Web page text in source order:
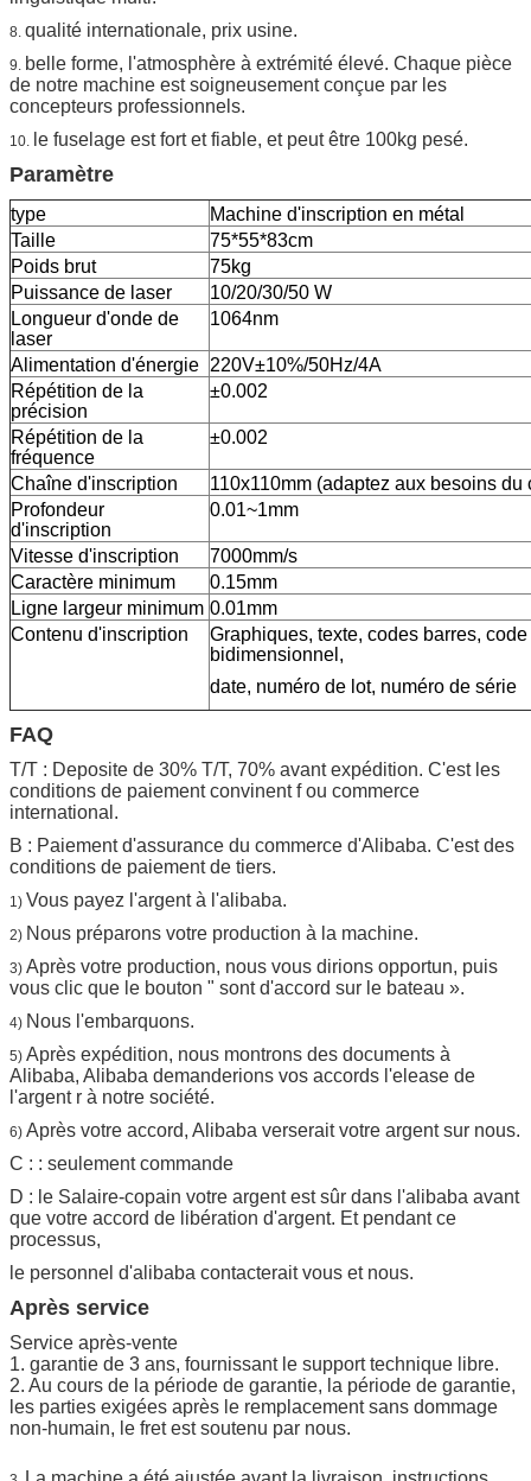
8. qualité internationale, prix usine.
9. belle forme, l'atmosphère à extrémité élevé. Chaque pièce
de notre machine est soigneusement conçue par les
concepteurs professionnels.
10. le fuselage est fort et fiable, et peut être 100kg pesé.
Paramètre
type
Machine d'inscription en métal
Taille
75*55*83cm
Poids brut
75kg
Puissance de laser
10/20/30/50 W
Longueur d'onde de
laser
1064nm
Alimentation d'énergie 220V±10%/50Hz/4A
Répétition de la
précision
±0.002
Répétition de la
fréquence
±0.002
Chaîne d'inscription
110x110mm (adaptez aux besoins du
Profondeur
d'inscription
0.01~1mm
Vitesse d'inscription
7000mm/s
Caractère minimum
0.15mm
Ligne largeur minimum 0.01mm
Contenu d'inscription
Graphiques, texte, codes barres, code
bidimensionnel,
date, numéro de lot, numéro de série
FAQ
T/T : Deposite de 30% T/T, 70% avant expédition. C'est les
conditions de paiement convinent f ou commerce
international.
B : Paiement d'assurance du commerce d'Alibaba. C'est des
conditions de paiement de tiers.
1) Vous payez l'argent à l'alibaba.
2) Nous préparons votre production à la machine.
3) Après votre production, nous vous dirions opportun, puis
vous clic que le bouton " sont d'accord sur le bateau ».
4) Nous l'embarquons.
5) Après expédition, nous montrons des documents à
Alibaba, Alibaba demanderions vos accords l'elease de
l'argent r à notre société.
6) Après votre accord, Alibaba verserait votre argent sur nous.
C : : seulement commande
D : le Salaire-copain votre argent est sûr dans l'alibaba avant
que votre accord de libération d'argent. Et pendant ce
processus,
le personnel d'alibaba contacterait vous et nous.
Après service
Service après-vente
1. garantie de 3 ans, fournissant le support technique libre.
2. Au cours de la période de garantie, la période de garantie,
les parties exigées après le remplacement sans dommage
non-humain, le fret est soutenu par nous.